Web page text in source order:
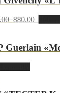
880.00